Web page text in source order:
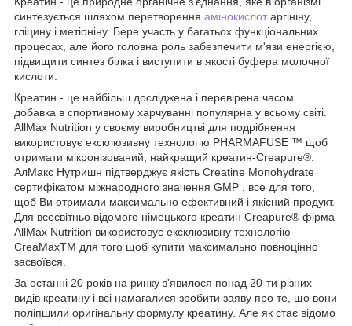
синтезується шляхом перетворення амінокислот аргініну,
гліцину і метіоніну. Бере участь у багатьох функціональних
процесах, але його головна роль забезпечити м'язи енергією,
підвищити синтез білка і виступити в якості буфера молочної
кислоти.
Креатин - це найбільш досліджена і перевірена часом
добавка в спортивному харчуванні популярна у всьому світі.
AllMax Nutrition у своєму виробництві для подрібнення
використовує ексклюзивну технологію PHARMAFUSE ™ щоб
отримати мікронізований, найкращий креатин-Creapure®.
АлМакс Нутришн підтверджує якість Creatine Monohydrate
сертифікатом міжнародного значення GMP , все для того,
щоб Ви отримали максимально ефективний і якісний продукт.
Для всесвітньо відомого німецького креатин Creapure® фірма
AllMax Nutrition використовує ексклюзивну технологію
CreaMaxTM для того щоб купити максимально повноцінно
засвоївся.
За останні 20 років на ринку з'явилося понад 20-ти різних
видів креатину і всі намагалися зробити заяву про те, що вони
поліпшили оригінальну формулу креатину. Але як стає відомо